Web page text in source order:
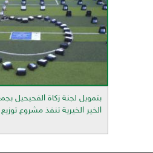
بتمويل لجنة زكاة الفحيحيل
الخير الخيرية تنفذ مشروع